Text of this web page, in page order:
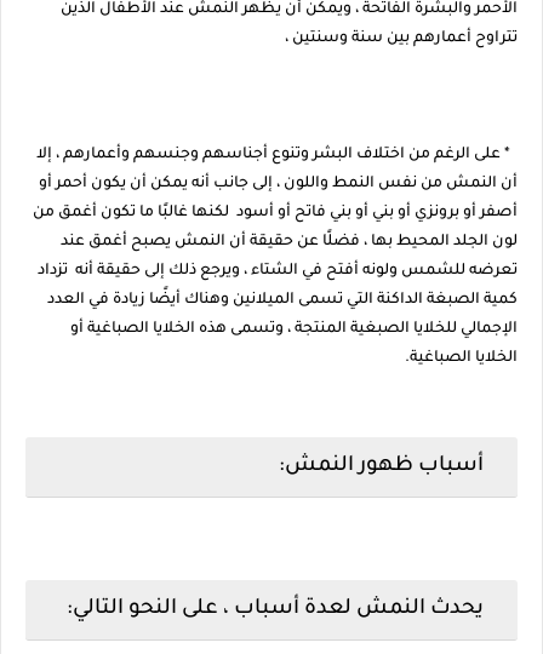
الأحمر والبشرة الفاتحة ، ويمكن أن يظهر النمش عند الأطفال الذين
تتراوح أعمارهم بين سنة وسنتين ،
* على الرغم من اختلاف البشر وتنوع أجناسهم وجنسهم وأعمارهم ، إلا
أن النمش من نفس النمط واللون ، إلى جانب أنه يمكن أن يكون أحمر أو
أصفر أو برونزي أو بني أو بني فاتح أو أسود لكنها غالبًا ما تكون أغمق من
لون الجلد المحيط بها ، فضلًا عن حقيقة أن النمش يصبح أغمق عند
تعرضه للشمس ولونه أفتح في الشتاء ، ويرجع ذلك إلى حقيقة أنه تزداد
كمية الصبغة الداكنة التي تسمى الميلانين وهناك أيضًا زيادة في العدد
الإجمالي للخلايا الصبغية المنتجة ، وتسمى هذه الخلايا الصباغية أو
الخلايا الصباغية.
أسباب ظهور النمش:
يحدث النمش لعدة أسباب ، على النحو التالي: